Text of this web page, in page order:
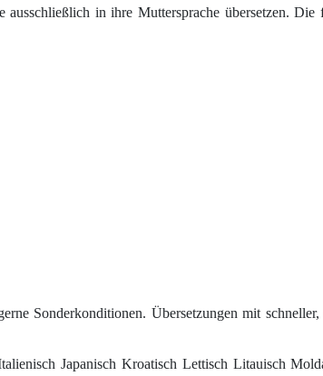
ausschließlich in ihre Muttersprache übersetzen. Die
Sonderkonditionen. Übersetzungen mit
Japanisch Kroatisch Lettisch Litauisch